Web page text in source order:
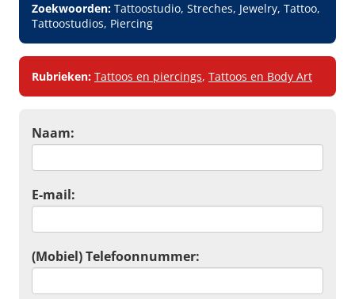
Zoekwoorden: Tattoostudio, Streches, Jewelry, Tattoo,
Tattoostudios, Piercing
Rubrieken: Tattoos en piercings, Tattoos en Body Art
Naam:
E-mail:
(Mobiel) Telefoonnummer: